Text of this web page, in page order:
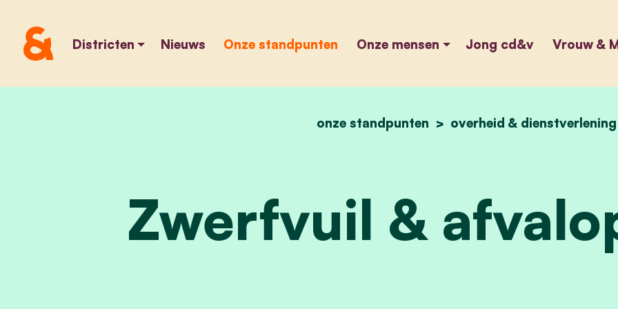
Districten Nieuws Onze standpunten Onze mensen Jong cd&v Vrouw &
home
onze standpunten overheid & dienstverlening
zwerfvuil &
Zwerfvuil &